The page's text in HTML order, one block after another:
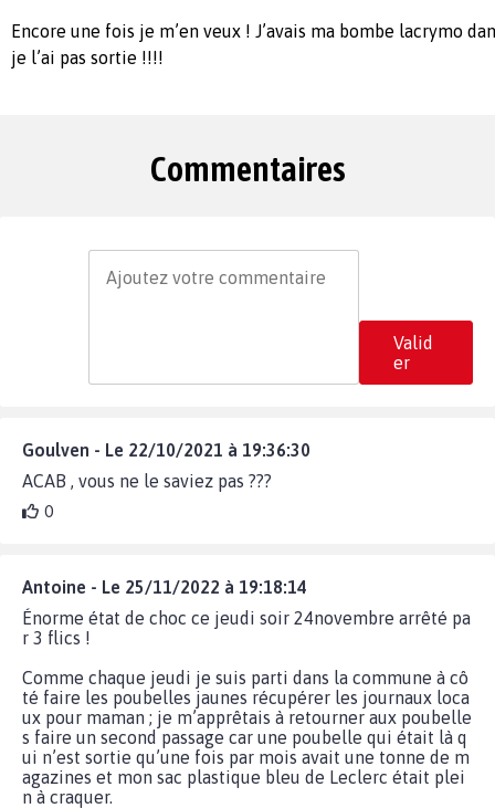
Encore une fois je m’en veux ! J’avais ma bombe lacrymo
je l’ai pas sortie !!!!
Commentaires
Valid
er
Goulven - Le 22/10/2021 à 19:36:30
ACAB , vous ne le saviez pas ???
0
Antoine - Le 25/11/2022 à 19:18:14
Énorme état de choc ce jeudi soir 24novembre arrêté pa
r 3 flics !
Comme chaque jeudi je suis parti dans la commune à cô
té faire les poubelles jaunes récupérer les journaux loca
ux pour maman ; je m’apprêtais à retourner aux poubelle
s faire un second passage car une poubelle qui était là q
ui n’est sortie qu’une fois par mois avait une tonne de m
agazines et mon sac plastique bleu de Leclerc était plei
n à craquer.